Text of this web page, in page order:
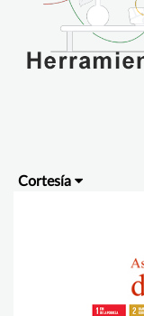
Cortesía